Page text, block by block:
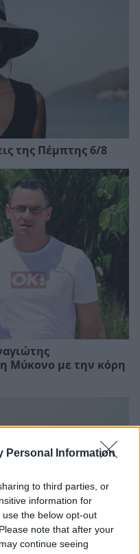
Personal Information
to third parties, or
information for
the below opt-out
note that after your
continue seeing
της Πέμπτης 6/8
Μύκονο με την κόρη